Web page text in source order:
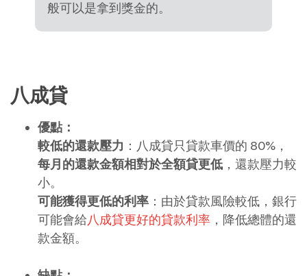
般可以是拿到獎金的。
八成貸
優點：
較低的還款壓力 ：八成貸只貸款車價的 80%，
每月的還款金額相對於全額貸更低 ，還款壓力較
小。
可能獲得更低的利率 ：由於貸款風險較低，銀行
可能會給八成貸更好的貸款利率 ，降低總體的還
款金額。